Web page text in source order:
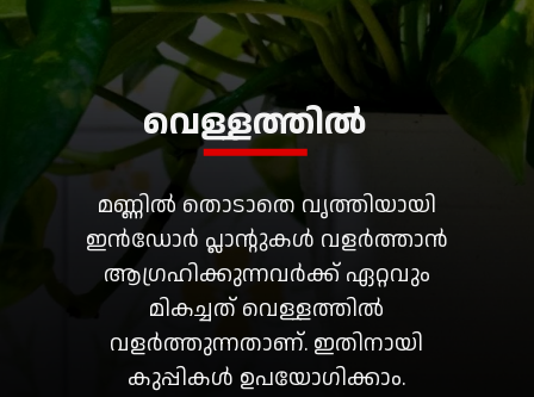
മണ്ണിൽ തൊടാതെ വൃത്തിയായി
ഇൻഡോർ പ്ലാൻ്റുകൾ വളർത്താൻ
ആഗ്രഹിക്കുന്നവർക്ക് ഏറ്റവും
മികച്ചത് വെള്ളത്തിൽ
വളർത്തുന്നതാണ്. ഇതിനായി
കുപ്പികൾ ഉപയോഗിക്കാം.
വെള്ളത്തിൽ